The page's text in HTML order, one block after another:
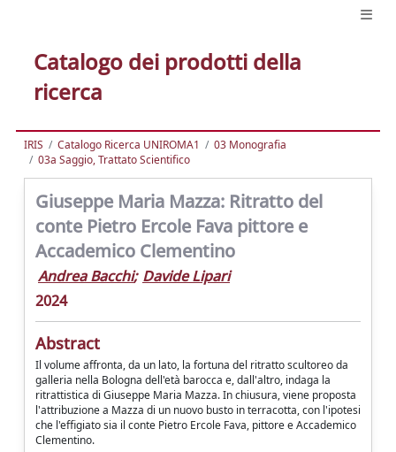
Catalogo dei prodotti della
ricerca
IRIS Catalogo Ricerca UNIROMA1
03 Monografia
03a Saggio, Trattato Scientifico
Giuseppe Maria Mazza: Ritratto del
conte Pietro Ercole Fava pittore e
Accademico Clementino
Andrea Bacchi; Davide Lipari
2024
Abstract
Il volume affronta, da un lato, la fortuna del ritratto scultoreo da
galleria nella Bologna dell'età barocca e, dall'altro, indaga la
ritrattistica di Giuseppe Maria Mazza. In chiusura, viene proposta
l'attribuzione a Mazza di un nuovo busto in terracotta, con l'ipotesi
che l'effigiato sia il conte Pietro Ercole Fava, pittore e Accademico
Clementino.